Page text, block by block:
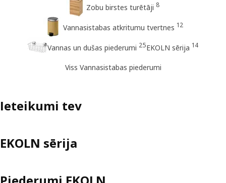
Zobu birstes turētāji 8
Vannasistabas atkritumu tvertnes 12
Vannas un dušas piederumi 25EKOLN sērija 14
Viss Vannasistabas piederumi
Ieteikumi tev
EKOLN sērija